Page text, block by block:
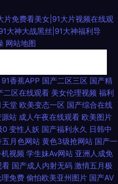
片免费看美女|91大片视频在线观
大神大战黑丝|91大神福利导
网站地图
夜情色av 97主播福利视频社区 韩国理
页在线版 黄色香蕉视频 日本所有在线
导航福利 91tv影院观看免费 超碰99丝
影网无码一个区 综合色色 草草久久草
91香蕉APP 国产二区三区 国产精
二区在线观看 美女伦理视频 福利
天堂 欧美变态一区 国产综合在线
站 成人午夜在线观看 欧美图片
0 变性人妖 国产福利永久 日韩中
五月色网站 黄色3级抢网站 国产一
视频 学生妹Av网站 亚洲人成免
看 国产成人内射无码 激情五月极
免费 偷怕欧美亚州图片 国产AV